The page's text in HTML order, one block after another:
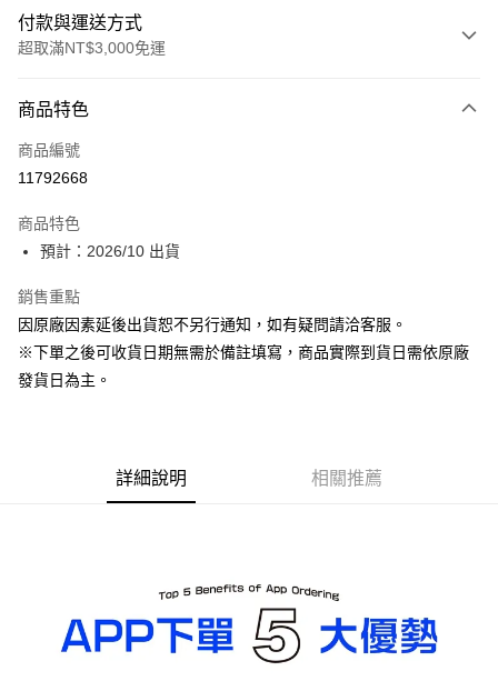
付款與運送方式
超取滿NT$3,000免運
信用卡一次付款
超商取貨付款
ATM付款
運送方式
預購-全家取貨付款(舊)
預購-7-11取貨付款(舊)
每筆NT$90，滿NT$3,000(含以上)免運費
預購-宅配(舊)
每筆NT$120，滿NT$3,000(含以上)免運費
商品特色
商品編號
11792668
商品特色
預計：2026/10 出貨
銷售重點
因原廠因素延後出貨恕不另行通知，如有疑問請洽客服。
※下單之後可收貨日期無需於備註填寫，商品實際到貨日需依原廠
發貨日為主。
詳細說明 相關推薦